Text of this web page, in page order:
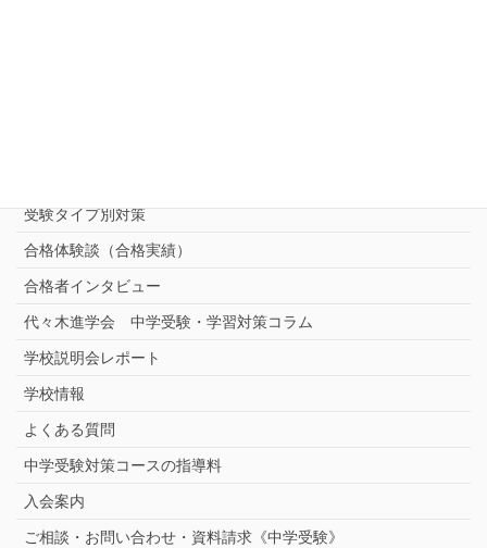
受験タイプ別対策
合格体験談（合格実績）
合格者インタビュー
代々木進学会 中学受験・学習対策コラム
学校説明会レポート
学校情報
よくある質問
中学受験対策コースの指導料
入会案内
ご相談・お問い合わせ・資料請求《中学受験》